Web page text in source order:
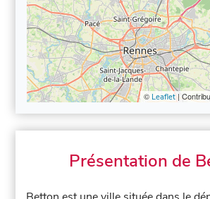
© Leaflet|
Présentation de